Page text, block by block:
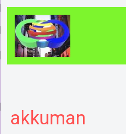
Ir
o
conteúdo
akkuman